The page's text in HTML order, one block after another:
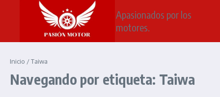
Saltar al contenido
Apasionados por los
motores.
Inicio /Taiwa
Navegando por etiqueta: Taiwa